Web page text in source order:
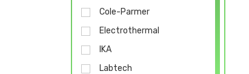
Cole-Parmer
Electrothermal
IKA
Labtech